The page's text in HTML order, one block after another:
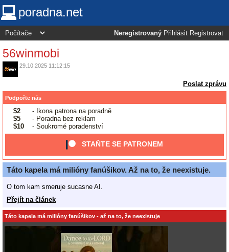
poradna.net
Neregistrovaný Přihlásit Registrovat
56winmobi
29.10.2025 11:12:15
Poslat zprávu
Podpořte nás
$2
- Ikona patrona na poradně
$5
- Poradna bez reklam
$10
- Soukromé poradenství
STAŇTE SE PATRONEM
Táto kapela má milióny fanúšikov. Až na to, že neexistuje.
O tom kam smeruje sucasne AI.
Přejít na článek
Táto kapela má milióny fanúšikov - až na to, že neexistuje